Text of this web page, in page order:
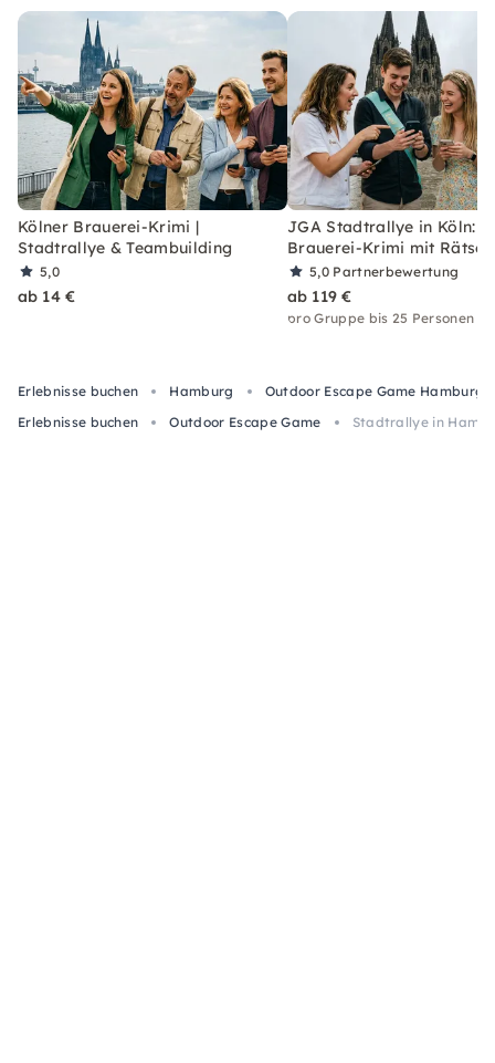
Kölner Brauerei-Krimi |
Stadtrallye & Teambuilding
5,0
ab 14 €
JGA Stadtrallye in Köln:
Brauerei-Krimi mit
5,0 Partnerbewertung
ab 119 €
pro Gruppe bis 25 Personen
Erlebnisse buchen Hamburg
Outdoor Escape Game Hamburg
Erlebnisse buchen
Outdoor Escape Game Stadtrallye in